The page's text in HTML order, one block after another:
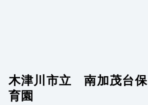
木津川市立 南加茂台保
育園